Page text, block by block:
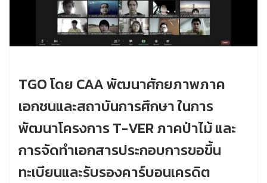
TGO โดย CAA พัฒนาศักยภาพภาค
เอกชนและสถาบันการศึกษา ในการ
พัฒนาโครงการ T-VER ภาคป่าไม้ และ
การจัดทำเอกสารประกอบการขอขึ้น
ทะเบียนและรับรองคาร์บอนเครดิต